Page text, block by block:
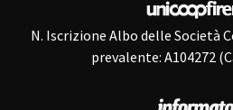
N. Iscrizione Albo delle Società
prevalente: A104272